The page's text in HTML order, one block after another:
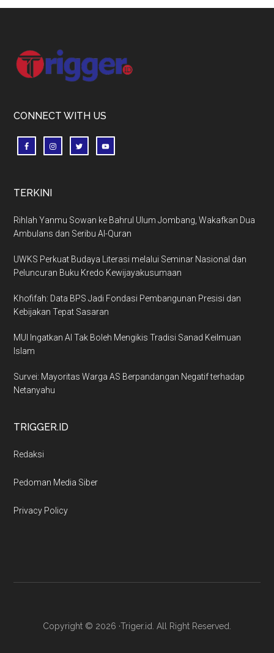
Footer
CONNECT WITH US
TERKINI
Rihlah Yanmu Sowan ke Bahrul Ulum Jombang, Wakafkan Dua
Ambulans dan Seribu Al-Quran
UWKS Perkuat Budaya Literasi melalui Seminar Nasional dan
Peluncuran Buku Kredo Kewijayakusumaan
Khofifah: Data BPS Jadi Fondasi Pembangunan Presisi dan
Kebijakan Tepat Sasaran
MUI Ingatkan AI Tak Boleh Mengikis Tradisi Sanad Keilmuan
Islam
Survei: Mayoritas Warga AS Berpandangan Negatif terhadap
Netanyahu
TRIGGER.ID
Redaksi
Pedoman Media Siber
Privacy Policy
Copyright © 2026 ·Triger.id. All Right Reserved.